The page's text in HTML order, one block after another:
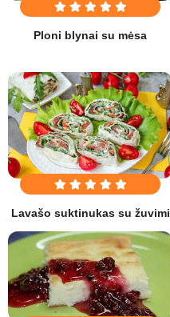
Ploni blynai su mėsa
Lavašo suktinukas su žuvimi